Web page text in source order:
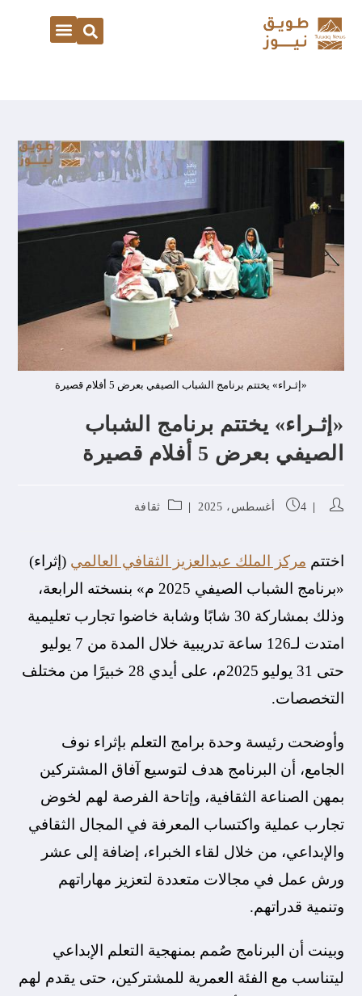
«إثـراء» يختتم برنامج الشباب الصيفي بعرض 5 أفلام قصيرة
«إثـراء» يختتم برنامج الشباب
الصيفي بعرض 5 أفلام قصيرة
4 أغسطس، 2025 ثقافة
اختتم مركز الملك عبدالعزيز الثقافي العالمي (إثراء)
«برنامج الشباب الصيفي 2025 م» بنسخته الرابعة،
وذلك بمشاركة 30 شابًا وشابة خاضوا تجارب تعليمية
امتدت لـ126 ساعة تدريبية خلال المدة من 7 يوليو
حتى 31 يوليو 2025م، على أيدي 28 خبيرًا من مختلف
التخصصات.
وأوضحت رئيسة وحدة برامج التعلم بإثراء نوف
الجامع، أن البرنامج هدف لتوسيع آفاق المشتركين
بمهن الصناعة الثقافية، وإتاحة الفرصة لهم لخوض
تجارب عملية واكتساب المعرفة في المجال الثقافي
والإبداعي، من خلال لقاء الخبراء، إضافة إلى عشر
ورش عمل في مجالات متعددة لتعزيز مهاراتهم
وتنمية قدراتهم.
وبينت أن البرنامج صُمم بمنهجية التعلم الإبداعي
ليتناسب مع الفئة العمرية للمشتركين، حتى يقدم لهم